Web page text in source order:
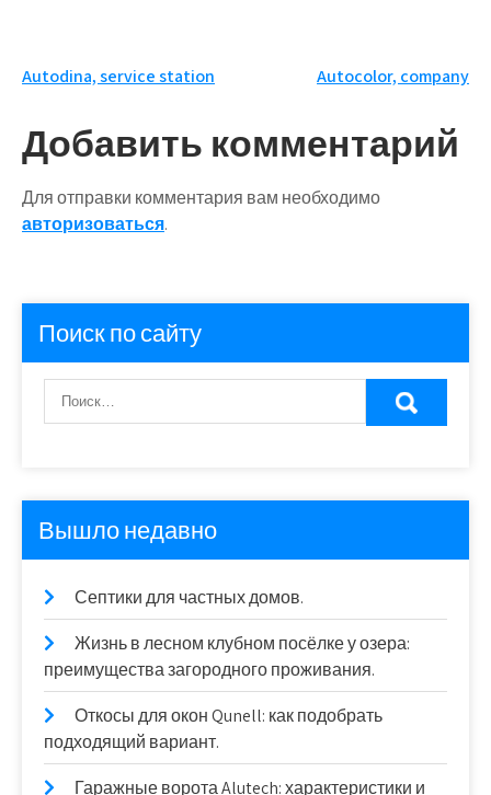
Навигация
по
записям
Autodina, service station Autocolor, company
Добавить комментарий
Для отправки комментария вам необходимо
авторизоваться.
Поиск по сайту
Вышло недавно
Септики для частных домов.
Жизнь в лесном клубном посёлке у озера:
преимущества загородного проживания.
Откосы для окон Qunell: как подобрать
подходящий вариант.
Гаражные ворота Alutech: характеристики и